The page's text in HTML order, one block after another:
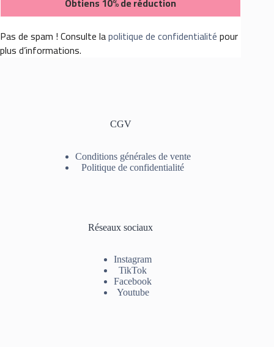
Pas de spam ! Consulte lapolitique de confidentialitépour
plus d’informations.
CGV
Conditions générales de vente
Politique de confidentialité
Réseaux sociaux
Instagram
TikTok
Facebook
Youtube